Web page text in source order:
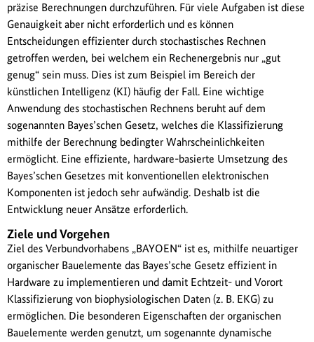
präzise Berechnungen durchzuführen. Für viele Aufgaben ist diese
Genauigkeit aber nicht erforderlich und es können
Entscheidungen effizienter durch stochastisches Rechnen
getroffen werden, bei welchem ein Rechenergebnis nur „gut
genug“ sein muss. Dies ist zum Beispiel im Bereich der
künstlichen Intelligenz (KI) häufig der Fall. Eine wichtige
Anwendung des stochastischen Rechnens beruht auf dem
sogenannten Bayes’schen Gesetz, welches die Klassifizierung
mithilfe der Berechnung bedingter Wahrscheinlichkeiten
ermöglicht. Eine effiziente, hardware-basierte Umsetzung des
Bayes’schen Gesetzes mit konventionellen elektronischen
Komponenten ist jedoch sehr aufwändig. Deshalb ist die
Entwicklung neuer Ansätze erforderlich.
Ziele und Vorgehen
Ziel des Verbundvorhabens „BAYOEN“ ist es, mithilfe neuartiger
organischer Bauelemente das Bayes’sche Gesetz effizient in
Hardware zu implementieren und damit Echtzeit- und Vorort
Klassifizierung von biophysiologischen Daten (z. B. EKG) zu
ermöglichen. Die besonderen Eigenschaften der organischen
Bauelemente werden genutzt, um sogenannte dynamische